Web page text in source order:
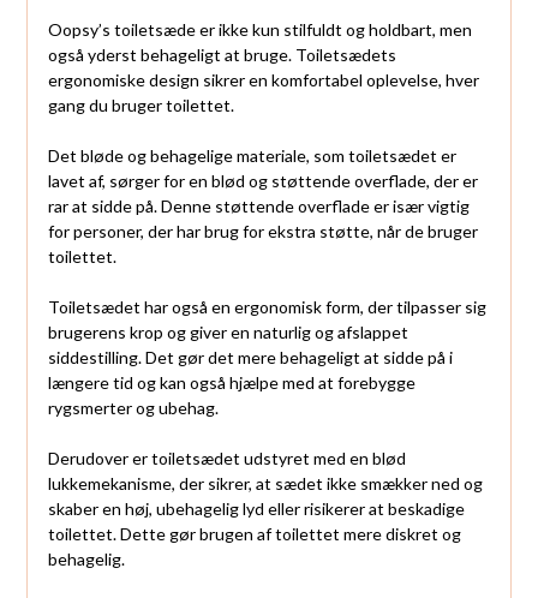
Oopsy’s toiletsæde er ikke kun stilfuldt og holdbart, men
også yderst behageligt at bruge. Toiletsædets
ergonomiske design sikrer en komfortabel oplevelse, hver
gang du bruger toilettet.
Det bløde og behagelige materiale, som toiletsædet er
lavet af, sørger for en blød og støttende overflade, der er
rar at sidde på. Denne støttende overflade er især vigtig
for personer, der har brug for ekstra støtte, når de bruger
toilettet.
Toiletsædet har også en ergonomisk form, der tilpasser sig
brugerens krop og giver en naturlig og afslappet
siddestilling. Det gør det mere behageligt at sidde på i
længere tid og kan også hjælpe med at forebygge
rygsmerter og ubehag.
Derudover er toiletsædet udstyret med en blød
lukkemekanisme, der sikrer, at sædet ikke smækker ned og
skaber en høj, ubehagelig lyd eller risikerer at beskadige
toilettet. Dette gør brugen af toilettet mere diskret og
behagelig.